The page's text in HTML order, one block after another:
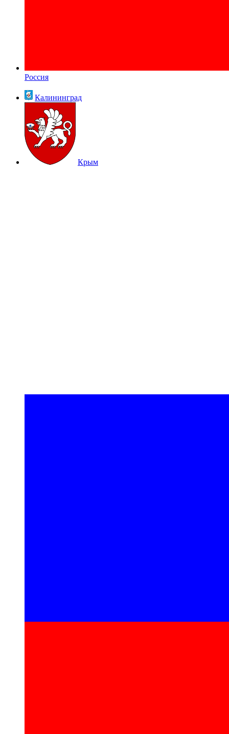
Россия
Калининград
Крым